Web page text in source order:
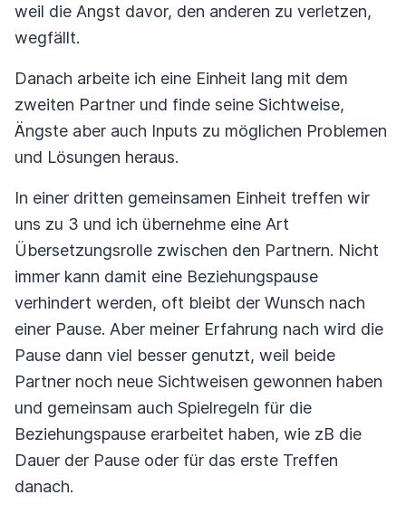
weil die Angst davor, den anderen zu verletzen,
wegfällt.
Danach arbeite ich eine Einheit lang mit dem
zweiten Partner und finde seine Sichtweise,
Ängste aber auch Inputs zu möglichen Problemen
und Lösungen heraus.
In einer dritten gemeinsamen Einheit treffen wir
uns zu 3 und ich übernehme eine Art
Übersetzungsrolle zwischen den Partnern. Nicht
immer kann damit eine Beziehungspause
verhindert werden, oft bleibt der Wunsch nach
einer Pause. Aber meiner Erfahrung nach wird die
Pause dann viel besser genutzt, weil beide
Partner noch neue Sichtweisen gewonnen haben
und gemeinsam auch Spielregeln für die
Beziehungspause erarbeitet haben, wie zB die
Dauer der Pause oder für das erste Treffen
danach.